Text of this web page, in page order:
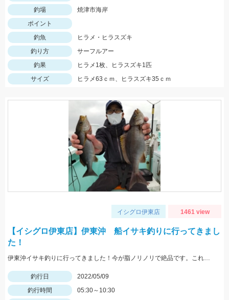
釣場
焼津市海岸
ポイント
釣魚
ヒラメ・ヒラスズキ
釣り方
サーフルアー
釣果
ヒラメ1枚、ヒラスズキ1匹
サイズ
ヒラメ63ｃｍ、ヒラスズキ35ｃｍ
イシグロ伊東店 1461 view
【イシグロ伊東店】伊東沖 船イサキ釣りに行ってきまし
た！
伊東沖イサキ釣りに行ってきました！今が脂ノリノリで絶品です。これからジャンボサイズイサキが多くなりますのでおすすめです！
釣行日
2022/05/09
釣行時間
05:30～10:30